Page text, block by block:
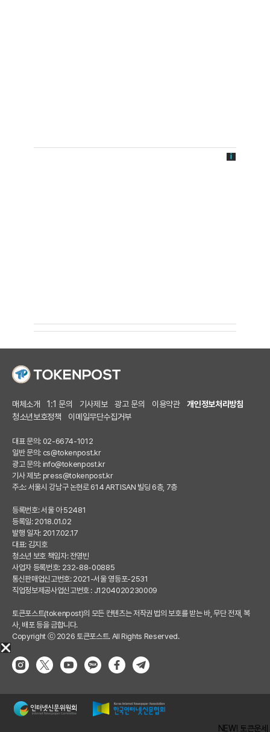
NEW! 토큰운세
매체소개 1:1 문의 기사제보 광고 문의 이용약관
개인정보처리방침
청소년보호정책
이메일무단수집거부
대표 문의: 02-6674-1012
일반 문의: cs@tokenpost.kr
광고 문의: info@tokenpost.kr
기사 제보: press@tokenpost.kr
주소: 서울시 강남구 논현로 614 ARTISAN 빌딩 6층, 7층
등록번호: 서울 아 52481
등록일: 2018.01.02
발행 일자: 2017.02.17
대표: 김지호
청소년 보호 책임자: 전영빈
사업자 등록번호: 232-88-00885
통신판매업신고번호: 2021-서울 영등포-2531
직업정보제공사업신고번호 : J1204020230009
토큰포스트(tokenpost)의 모든 컨텐츠는 저작권 법의 보호를 받는 바, 무단 전재, 복
사, 배포 등을 금합니다.
Copyright ⓒ 2026 토큰포스트. All Rights Reserved.